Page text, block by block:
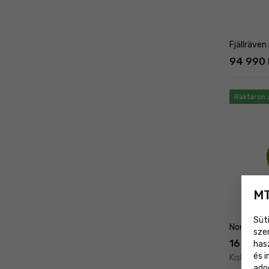
94 990
Raktáron
16 490
Kisker ár
és